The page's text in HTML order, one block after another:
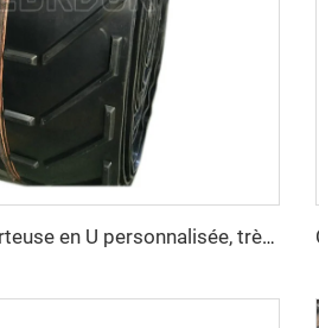
Courroie transporteuse en U personnalisée, très durable, pour matériaux à haute température